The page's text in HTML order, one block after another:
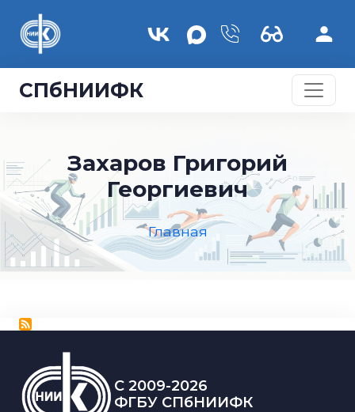
СПбНИИФК
Захаров Григорий
Георгиевич
Главная
C 2009-2026
ФГБУ СПбНИИФК